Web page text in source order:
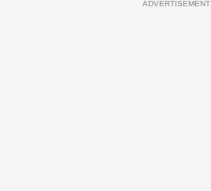
ADVERTISEMENT